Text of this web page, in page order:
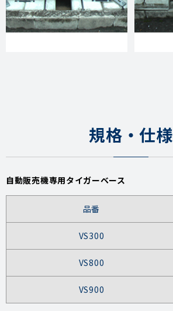
規格・仕様
自動販売機専用タイガーベース
品番
VS300
VS800
VS900